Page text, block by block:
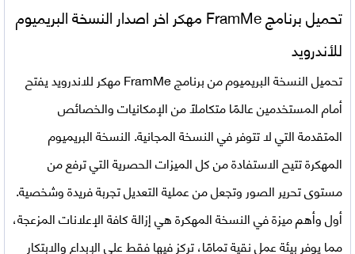
تحميل برنامجFramMeمهكر اخر اصدار النسخة البريميوم
للأندرويد
تحميل النسخة البريميوم منبرنامج FramMe مهكر للاندرويد
يفتح
أمام المستخدمين عالمًا متكاملاً من الإمكانيات والخصائص
المتقدمة التي لا تتوفر في النسخة المجانية. النسخة البريميوم
المهكرة تتيح الاستفادة من كل الميزات الحصرية التي ترفع من
مستوى تحرير الصور وتجعل من عملية التعديل تجربة فريدة وشخصية.
أول وأهم ميزة في النسخة المهكرة هي إزالة كافة الإعلانات المزعجة،
مما يوفر بيئة عمل نقية تمامًا، تركز فيها فقط على الإبداع والابتكار